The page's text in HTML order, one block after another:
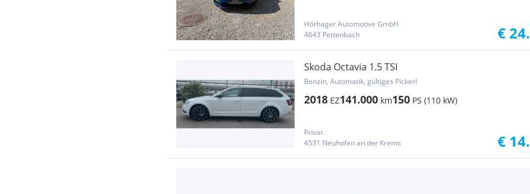
Hörhager Automotive GmbH
4643 Pettenbach
€
Skoda Octavia 1.5 TSI
Benzin, Automatik, gültiges Pickerl
2018 EZ141.000 km150 PS (110 kW)
Privat
4531 Neuhofen an der Krems
€